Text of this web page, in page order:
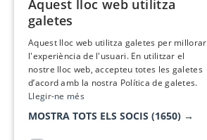
Aquest lloc web utilitza
galetes
Aquest lloc web utilitza galetes per millorar
l'experiència de l'usuari. En utilitzar el
nostre lloc web, accepteu totes les galetes
d’acord amb la nostra Política de galetes.
Llegir-ne més
MOSTRA TOTS ELS SOCIS (1650) →